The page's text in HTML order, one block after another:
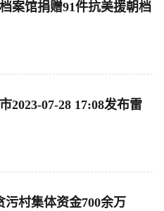
案馆捐赠91件抗美援朝档
2023-07-28 17:08发布雷
村集体资金700余万